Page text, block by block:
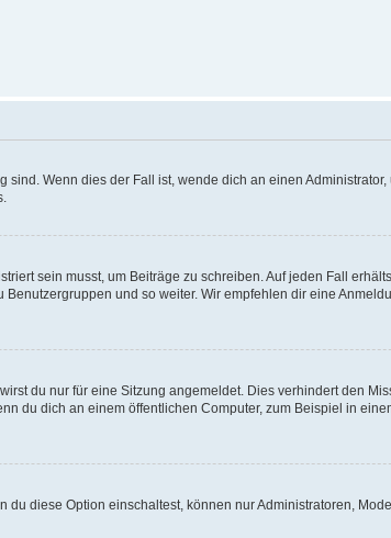
Wenn dies der Fall ist, wende dich an einen
sein musst, um Beiträge zu schreiben. Auf jeden Fall
und so weiter. Wir empfehlen dir eine
du nur für eine Sitzung angemeldet. Dies verhindert den
du dich an einem öffentlichen Computer, zum Beispiel in
diese Option einschaltest, können nur Administratoren,